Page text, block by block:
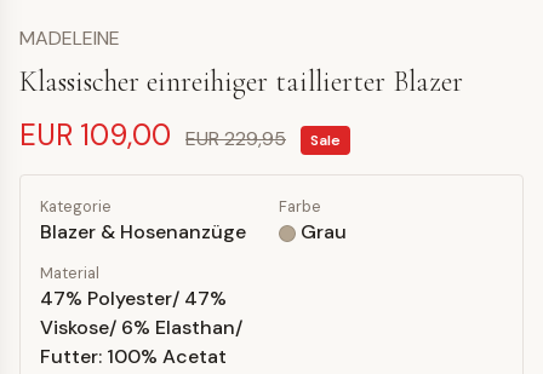
MADELEINE
Klassischer einreihiger taillierter Blazer
EUR 109,00 EUR 229,95 Sale
Kategorie
Blazer & Hosenanzüge
Farbe
Grau
Material
47% Polyester/ 47%
Viskose/ 6% Elasthan/
Futter: 100% Acetat